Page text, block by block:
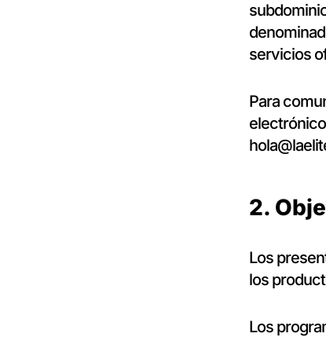
servicios
Para
2.
Los
los
Los